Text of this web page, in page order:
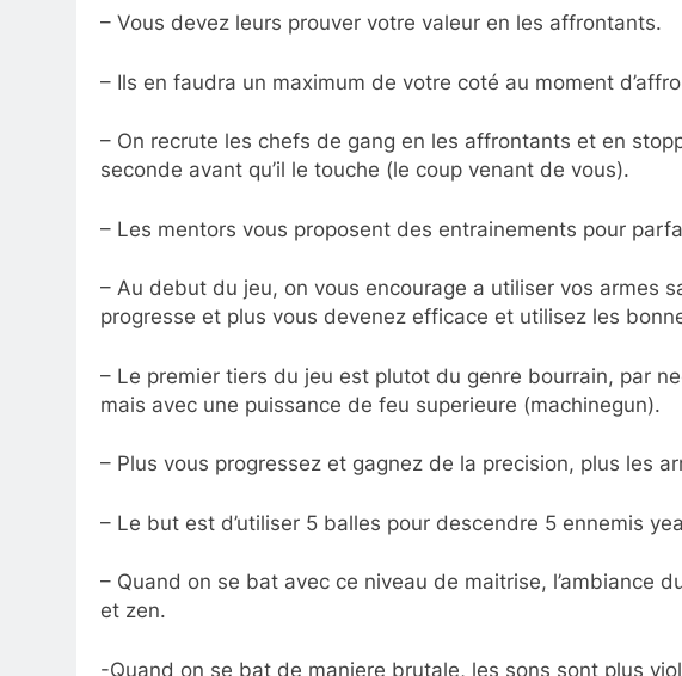
– Vous devez leurs prouver votre valeur en les affrontants.
– Ils en faudra un maximum de votre coté au moment
– On recrute les chefs de gang en les affrontants et en
seconde avant qu’il le touche (le coup venant de vous).
– Les mentors vous proposent des entrainements pour
– Au debut du jeu, on vous encourage a utiliser vos armes
progresse et plus vous devenez efficace et utilisez les
– Le premier tiers du jeu est plutot du genre bourrain, par
mais avec une puissance de feu superieure (machinegun).
– Plus vous progressez et gagnez de la precision, plus les
– Le but est d’utiliser 5 balles pour descendre 5 ennemis
– Quand on se bat avec ce niveau de maitrise, l’ambiance
et zen.
-Quand on se bat de maniere brutale, les sons sont plus